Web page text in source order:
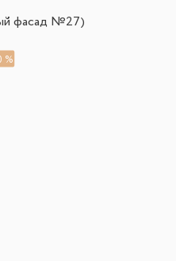
фасад №27)
%